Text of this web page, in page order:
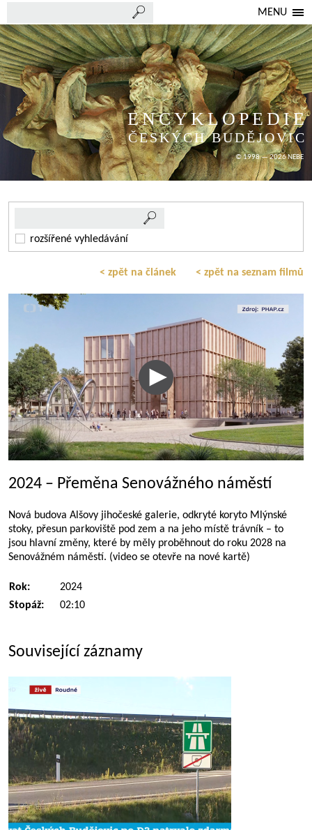
MENU
ENCYKLOPEDIE
ČESKÝCH BUDĚJOVIC
© 1998 — 2026 NEBE
rozšířené vyhledávání
< zpět na článek < zpět na seznam filmů
2024 – Přeměna Senovážného náměstí
Nová budova Alšovy jihočeské galerie, odkryté koryto Mlýnské
stoky, přesun parkoviště pod zem a na jeho místě trávník – to
jsou hlavní změny, které by měly proběhnout do roku 2028 na
Senovážném náměstí. (video se otevře na nové kartě)
Rok:
2024
Stopáž:
02:10
Související záznamy